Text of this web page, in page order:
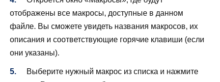
отображены все макросы, доступные в данном
файле. Вы сможете увидеть названия макросов, их
описания и соответствующие горячие клавиши (если
они указаны).
Выберите нужный макрос из списка и нажмите